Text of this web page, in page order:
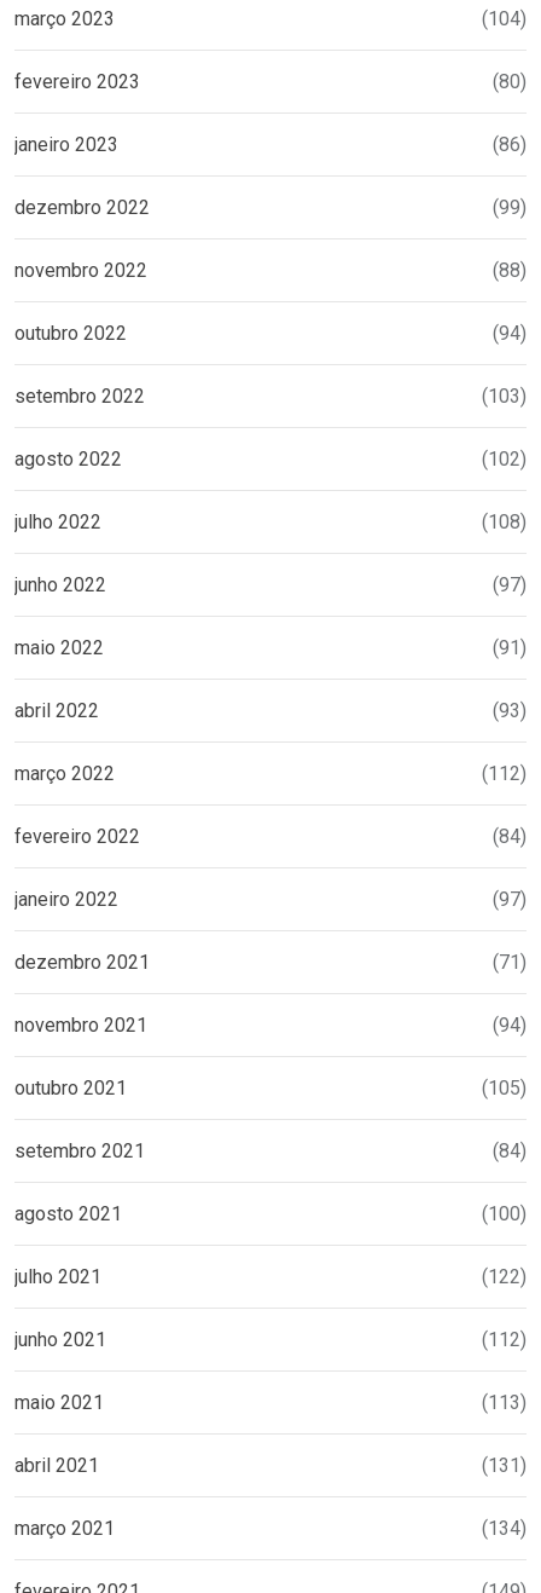
março 2023 (104)
fevereiro 2023 (80)
janeiro 2023 (86)
dezembro 2022 (99)
novembro 2022 (88)
outubro 2022 (94)
setembro 2022 (103)
agosto 2022 (102)
julho 2022 (108)
junho 2022 (97)
maio 2022 (91)
abril 2022 (93)
março 2022 (112)
fevereiro 2022 (84)
janeiro 2022 (97)
dezembro 2021 (71)
novembro 2021 (94)
outubro 2021 (105)
setembro 2021 (84)
agosto 2021 (100)
julho 2021 (122)
junho 2021 (112)
maio 2021 (113)
abril 2021 (131)
março 2021 (134)